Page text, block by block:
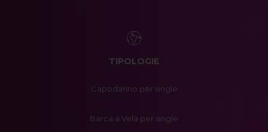
TIPOLOGIE
Capodanno per single
Barca a Vela per single